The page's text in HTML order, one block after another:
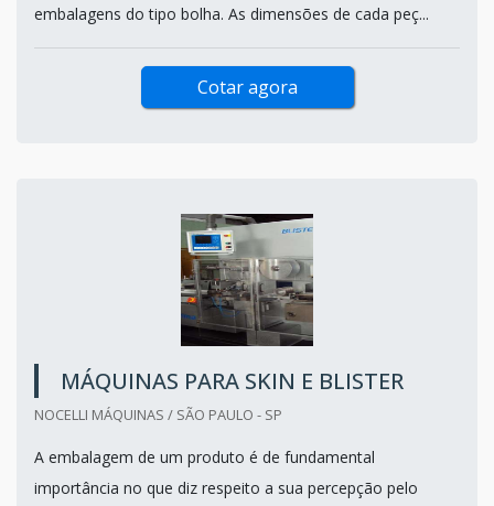
embalagens do tipo bolha. As dimensões de cada peç...
Cotar agora
MÁQUINAS PARA SKIN E BLISTER
NOCELLI MÁQUINAS / SÃO PAULO - SP
A embalagem de um produto é de fundamental
importância no que diz respeito a sua percepção pelo